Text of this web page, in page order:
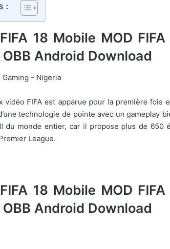
:
18 Mobile MOD
Android Download
vidéo FIFA est apparue pour la première fois
technologie de pointe avec un gameplay
du monde entier, car il propose plus de 650
League.
18 Mobile MOD
Android Download